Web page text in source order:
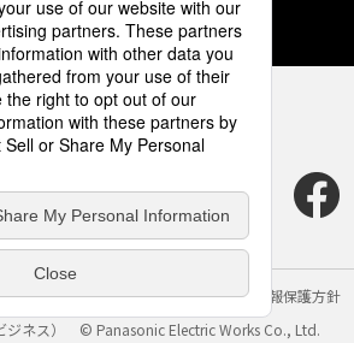
たって クッキーポリシー
個人情報保護方針
ネス）
© Panasonic Electric Works Co., Ltd.